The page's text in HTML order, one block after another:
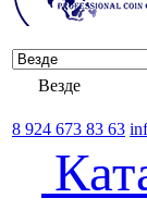
Везде
8 924 673 83 63